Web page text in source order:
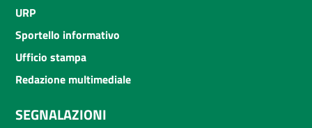
URP
Sportello informativo
Ufficio stampa
Redazione multimediale
SEGNALAZIONI